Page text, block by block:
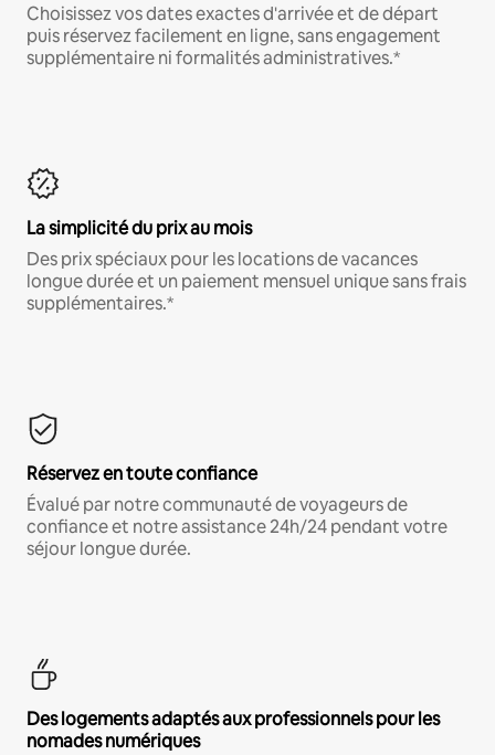
Choisissez vos dates exactes d'arrivée et de départ
puis réservez facilement en ligne, sans engagement
supplémentaire ni formalités administratives.*
La simplicité du prix au mois
Des prix spéciaux pour les locations de vacances
longue durée et un paiement mensuel unique sans frais
supplémentaires.*
Réservez en toute confiance
Évalué par notre communauté de voyageurs de
confiance et notre assistance 24h/24 pendant votre
séjour longue durée.
Des logements adaptés aux professionnels pour les
nomades numériques